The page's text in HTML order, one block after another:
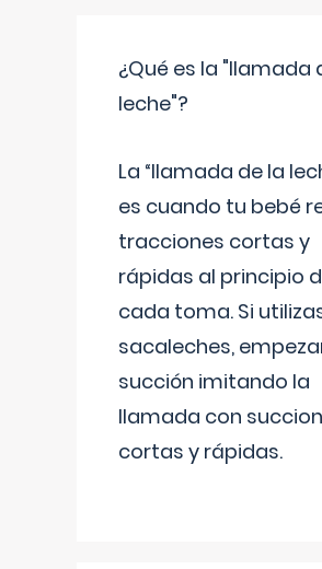
¿Qué es la "llamada
leche"?
La “llamada de la
es cuando tu bebé
tracciones cortas y
rápidas al principio
cada toma. Si
sacaleches,
succión imitando la
llamada con
cortas y rápidas.